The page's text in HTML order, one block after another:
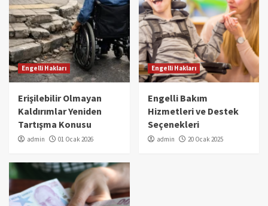
Engelli Hakları
Erişilebilir Olmayan
Kaldırımlar Yeniden
Tartışma Konusu
admin 01 Ocak 2026
Engelli Hakları
Engelli Bakım
Hizmetleri ve Destek
Seçenekleri
admin 20 Ocak 2025